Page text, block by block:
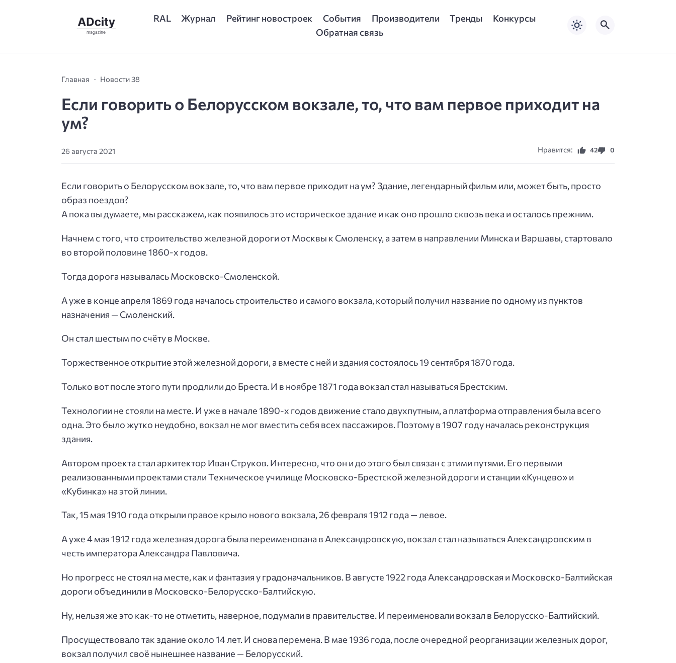
RAL Журнал Рейтинг новостроек События Производители Тренды
Конкурсы
Обратная связь
Главная Новости 38
Если говорить о Белорусском вокзале, то, что вам первое приходит на
ум?
26 августа 2021 Нравится: 42 0
Если говорить о Белорусском вокзале, то, что вам первое приходит на ум? Здание, легендарный фильм или, может быть, просто
образ поездов?
А пока вы думаете, мы расскажем, как появилось это историческое здание и как оно прошло сквозь века и осталось прежним.
Начнем с того, что строительство железной дороги от Москвы к Смоленску, а затем в направлении Минска и Варшавы, стартовало
во второй половине 1860-х годов.
Тогда дорога называлась Московско-Смоленской.
А уже в конце апреля 1869 года началось строительство и самого вокзала, который получил название по одному из пунктов
назначения — Смоленский.
Он стал шестым по счёту в Москве.
Торжественное открытие этой железной дороги, а вместе с ней и здания состоялось 19 сентября 1870 года.
Только вот после этого пути продлили до Бреста. И в ноябре 1871 года вокзал стал называться Брестским.
Технологии не стояли на месте. И уже в начале 1890-х годов движение стало двухпутным, а платформа отправления была всего
одна. Это было жутко неудобно, вокзал не мог вместить себя всех пассажиров. Поэтому в 1907 году началась реконструкция
здания.
Автором проекта стал архитектор Иван Струков. Интересно, что он и до этого был связан с этими путями. Его первыми
реализованными проектами стали Техническое училище Московско-Брестской железной дороги и станции «Кунцево» и
«Кубинка» на этой линии.
Так, 15 мая 1910 года открыли правое крыло нового вокзала, 26 февраля 1912 года — левое.
А уже 4 мая 1912 года железная дорога была переименована в Александровскую, вокзал стал называться Александровским в
честь императора Александра Павловича.
Но прогресс не стоял на месте, как и фантазия у градоначальников. В августе 1922 года Александровская и Московско-Балтийская
дороги объединили в Московско-Белорусско-Балтийскую.
Ну, нельзя же это как-то не отметить, наверное, подумали в правительстве. И переименовали вокзал в Белорусско-Балтийский.
Просуществовало так здание около 14 лет. И снова перемена. В мае 1936 года, после очередной реорганизации железных дорог,
вокзал получил своё нынешнее название — Белорусский.